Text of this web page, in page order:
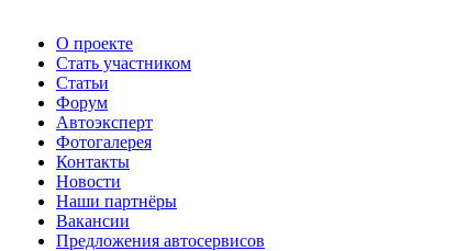
О проекте
Стать участником
Статьи
Форум
Автоэксперт
Фотогалерея
Контакты
Новости
Наши партнёры
Вакансии
Предложения автосервисов